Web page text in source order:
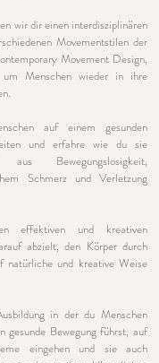
wir dir einen interdisziplinären
Movementstilen der
Movement Design,
Menschen wieder in ihre
auf einem gesunden
und erfahre wie du sie
Bewegungslosigkeit,
Schmerz und Verletzung
effektiven und kreativen
abzielt, den Körper durch
natürliche und kreative Weise
in der du Menschen
gesunde Bewegung führst, auf
eingehen und sie auch